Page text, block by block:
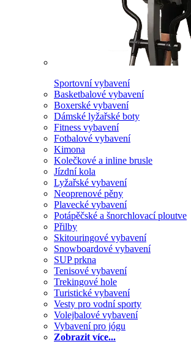
Sportovní vybavení
Basketbalové vybavení
Boxerské vybavení
Dámské lyžařské boty
Fitness vybavení
Fotbalové vybavení
Kimona
Kolečkové a inline brusle
Jízdní kola
Lyžařské vybavení
Neoprenové pěny
Plavecké vybavení
Potápěčské a šnorchlovací ploutve
Přilby
Skitouringové vybavení
Snowboardové vybavení
SUP prkna
Tenisové vybavení
Trekingové hole
Turistické vybavení
Vesty pro vodní sporty
Volejbalové vybavení
Vybavení pro jógu
Zobrazit více...